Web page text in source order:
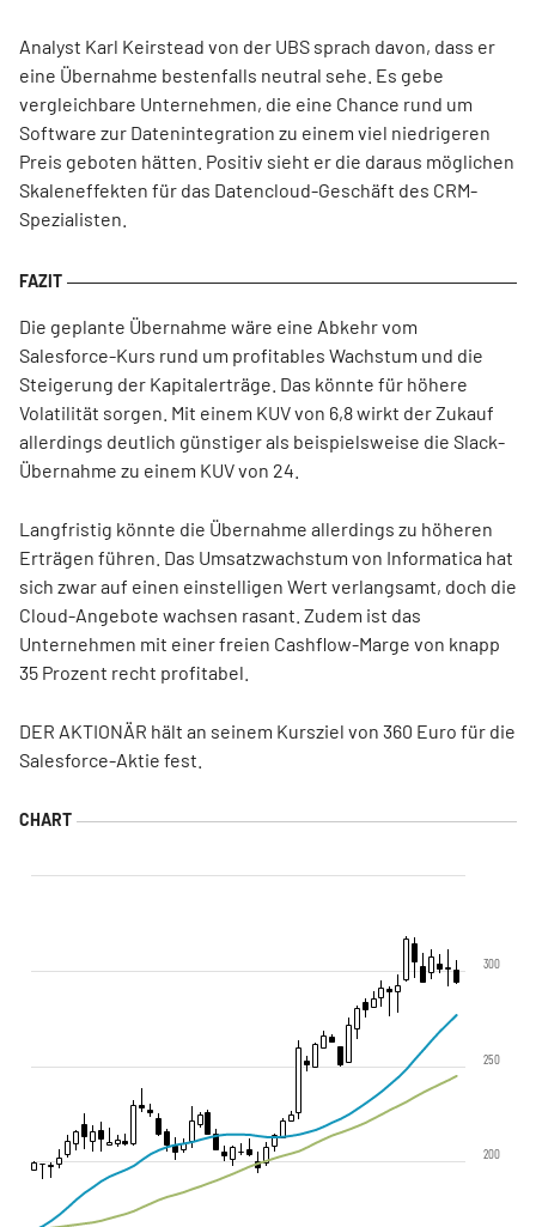
Analyst Karl Keirstead von der UBS sprach davon, dass er
eine Übernahme bestenfalls neutral sehe. Es gebe
vergleichbare Unternehmen, die eine Chance rund um
Software zur Datenintegration zu einem viel niedrigeren
Preis geboten hätten. Positiv sieht er die daraus möglichen
Skaleneffekten für das Datencloud-Geschäft des CRM-
Spezialisten.
Die geplante Übernahme wäre eine Abkehr vom
Salesforce-Kurs rund um profitables Wachstum und die
Steigerung der Kapitalerträge. Das könnte für höhere
Volatilität sorgen. Mit einem KUV von 6,8 wirkt der Zukauf
allerdings deutlich günstiger als beispielsweise die Slack-
Übernahme zu einem KUV von 24.
Langfristig könnte die Übernahme allerdings zu höheren
Erträgen führen. Das Umsatzwachstum von Informatica hat
sich zwar auf einen einstelligen Wert verlangsamt, doch die
Cloud-Angebote wachsen rasant. Zudem ist das
Unternehmen mit einer freien Cashflow-Marge von knapp
35 Prozent recht profitabel.
DER AKTIONÄR hält an seinem Kursziel von 360 Euro für die
Salesforce-Aktie fest.
200
250
300